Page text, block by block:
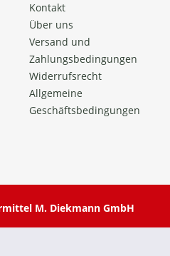
Kontakt
Über uns
Versand und
Zahlungsbedingungen
Widerrufsrecht
Allgemeine
Geschäftsbedingungen
M. Diekmann GmbH